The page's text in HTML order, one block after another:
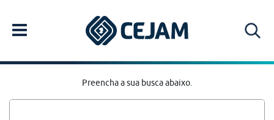
Preencha a sua busca abaixo.